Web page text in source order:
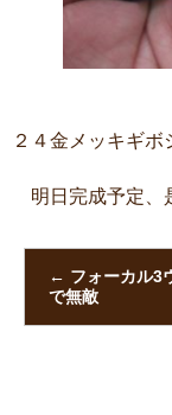
２４金メッキギボ
明日完成予定、
← フォーカル3
で無敵